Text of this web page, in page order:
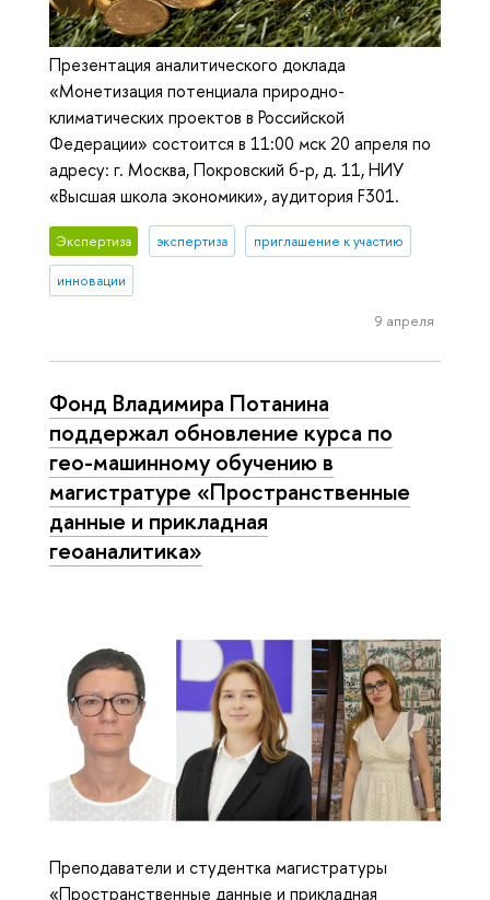
Презентация аналитического доклада
«Монетизация потенциала природно-
климатических проектов в Российской
Федерации» состоится в 11:00 мск 20 апреля по
адресу: г. Москва, Покровский б-р, д. 11, НИУ
«Высшая школа экономики», аудитория F301.
Экспертиза экспертиза приглашение к участию
инновации
9 апреля
Фонд Владимира Потанина
поддержал обновление курса по
гео-машинному обучению в
магистратуре «Пространственные
данные и прикладная
геоаналитика»
Преподаватели и студентка магистратуры
«Пространственные данные и прикладная